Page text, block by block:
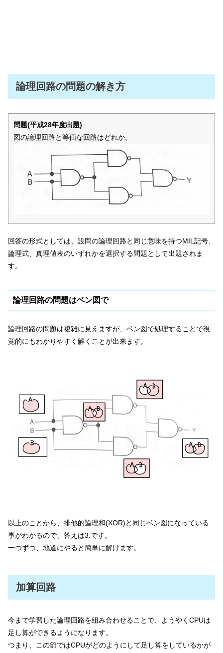
論理回路の問題の解き方
問題(平成28年度出題)
図の論理回路と等価な回路はどれか。
回答の形式としては、設問の論理回路と同じ意味を持つMIL記号、
論理式、真理値表のいずれかを選択する問題として出題されま
す。
論理回路の問題はベン図で
論理回路の問題は複雑に見えますが、ベン図で処理することで視
覚的にもわかりやすく解くことが出来ます。
以上のことから、排他的論理和(XOR)と同じベン図になっている
事がわかるので、答えは3.です。
一つずつ、地道にやると簡単に解けます。
加算回路
今まで学習した論理回路を組み合わせることで、ようやくCPUは
足し算ができるようになります。
つまり、この節ではCPUがどのようにして足し算をしているかが